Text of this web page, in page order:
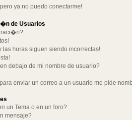
ya no puedo conectarme!
de Usuarios
horas siguen siendo incorrectas!
debajo de mi nombre de usuario?
enviar un correo a un usuario me pide
un Tema o en un foro?
mensaje?